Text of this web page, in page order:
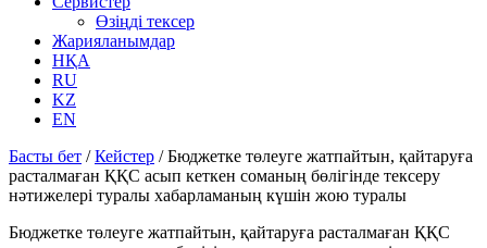
Өзіңді тексер
Жарияланымдар
НҚА
RU
KZ
EN
Басты бет /Кейстер /Бюджетке төлеуге жатпайтын, қайтаруға
расталмаған ҚҚС асып кеткен соманың бөлігінде тексеру
нәтижелері туралы хабарламаның күшін жою туралы
Бюджетке төлеуге жатпайтын, қайтаруға расталмаған ҚҚС